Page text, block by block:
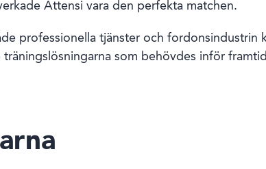
Attensi vara den perfekta matchen.
professionella tjänster och
som behövdes inför